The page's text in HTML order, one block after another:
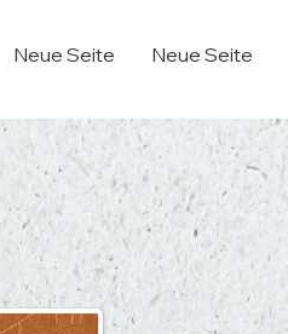
Neue Seite Neue Seite